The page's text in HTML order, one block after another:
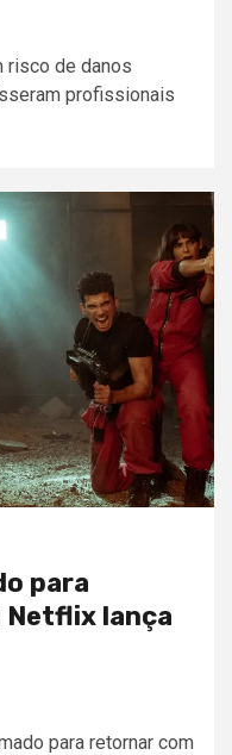
risco de danos
profissionais
para
Netflix lança
para retornar com